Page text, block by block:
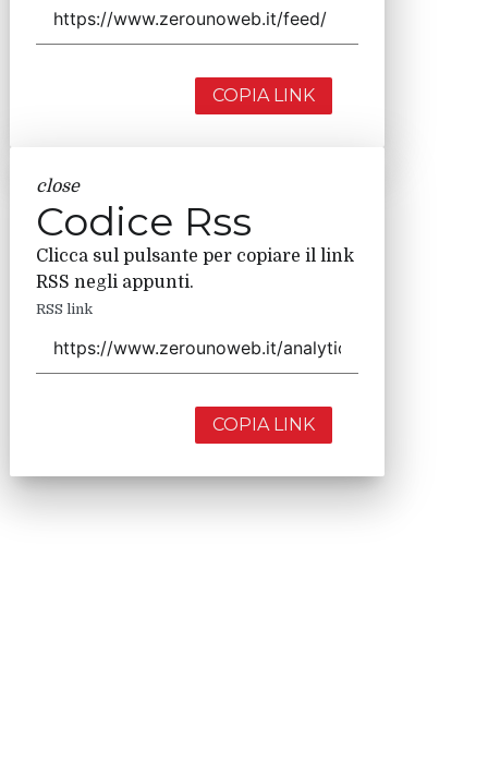
COPIA LINK
close
Codice Rss
Clicca sul pulsante per copiare il link
RSS negli appunti.
RSS link
COPIA LINK